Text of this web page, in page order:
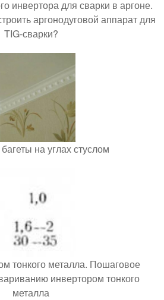
инвертора для сварки в аргоне.
аргонодуговой аппарат для
TIG-сварки?
на углах стуслом
тонкого металла. Пошаговое
инвертором тонкого
металла